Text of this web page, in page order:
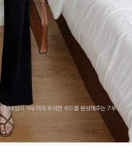
테일이 어우러져 우아한 무드를 완성해주는 7부 블
부터 출근룩, 하객룩까지 세련된 스타일링을 연출하